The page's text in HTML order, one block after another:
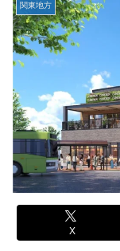
関東地方
X